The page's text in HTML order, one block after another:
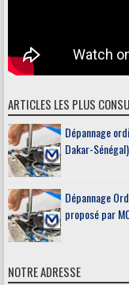
ARTICLES LES PLUS
Dépannage
Dakar-
Dépannage
proposé par
NOTRE ADRESSE